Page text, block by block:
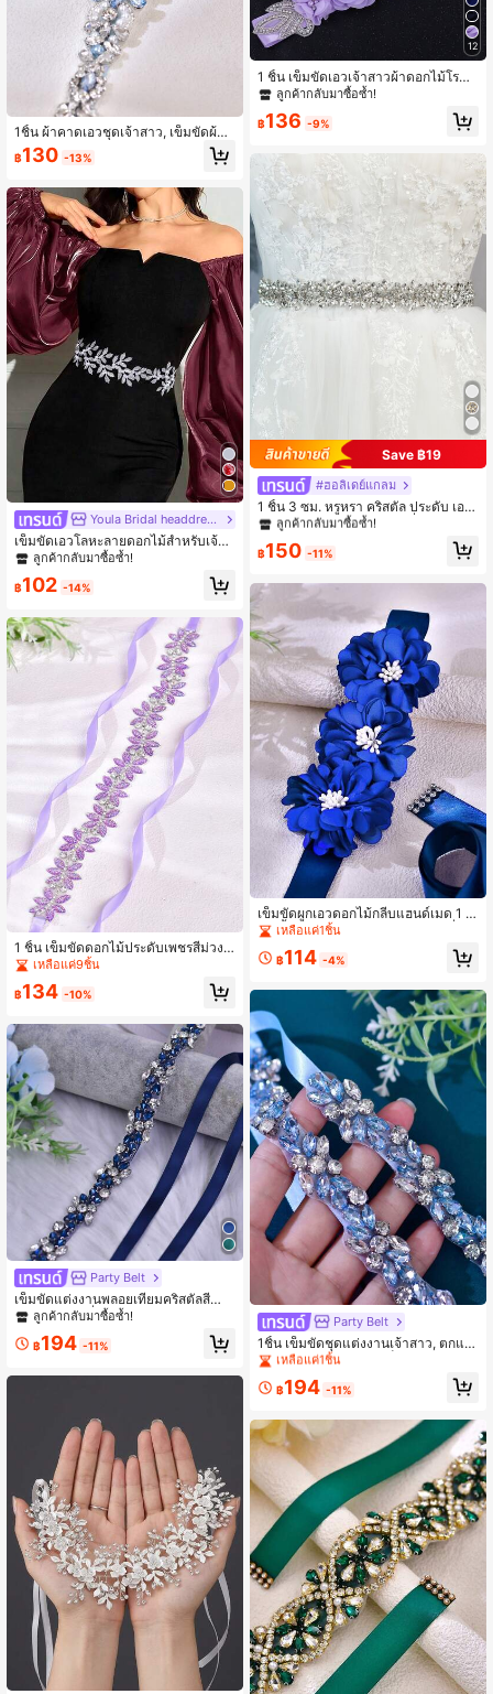
1ชิ้น ผ้าคาดเอวชุดเจ้าสาว, เข็มขัดผ้าซ
าตินตกแต่งคริสตัลสีฟ้าอ่อนราคาไม่แพ
ง, เข็มขัดรัดเอวแบบราชวงศ์, เครื่องปร
฿130 -13%
Youla Bridal headdress
เข็มขัดเอวโลหะลายดอกไม้สำหรับเจ้าส
าว, ผ้าคาดเอวหรูหราสง่างามสำหรับงา
นแต่งงาน, อุปกรณ์เสริมชุดแต่งงานแฟ
ชั่นสำหรับผู้หญิง
ลูกค้ากลับมาซื้อซ้ำ!
฿102 -14%
1 ชิ้น เข็มขัดดอกไม้ประดับเพชรสีม่วงอ่
อน, ตกแต่งชุดแต่งงานด้วยเพชรทำมือ,
รณ์เสริมสำหรับผู้หญิง, อุปกรณ์เสริมเอว,
สาว, งานปาร์ตี้, อุปกรณ์เสริมชุดราตรี,
งานแต่งงาน
เหลือแค่9ชิ้น
฿134 -10%
Party Belt
เข็มขัดแต่งงานพลอยเทียมคริสตัลสีน้ำเ
งินกรมท่า, เครื่องประดับเจ้าสาว, ของข
วัญแฟน, เข็มขัดแต่งงานแฟชั่น, เหมาะ
สำหรับวันฮาโลวีน, คริสต์มาส
ลูกค้ากลับมาซื้อซ้ำ!
฿194 -11%
ลูกค้ากลับมาซื้อซ้ำ!
12
1 ชิ้น เข็มขัดเอวเจ้าสาวผ้าดอกไม้โรแม
นติกทำด้วยมือประดับเพชรเทียม ตกแต่
งชุดแต่งงาน อุปกรณ์ถ่ายภาพคนท้อง
ลูกค้ากลับมาซื้อซ้ำ!
฿136 -9%
Save ฿19
#ฮอลิเดย์แกลม
1 ชิ้น 3 ซม. หรูหรา คริสตัล ประดับ เอว
เจ้าสาว, ประกาย หรูหรา เครื่องประดับ
สำหรับ ชุดแต่งงาน, ผูกเอว เข็มขัด วันว
าเลนไทน์ อุปกรณ์เสริม
#4 ขายดี
ลูกค้ากลับมาซื้อซ้ำ!
#4 ขายดี
ลูกค้ากลับมาซื้อซ้ำ!
#4 ขายดี
ลูกค้ากลับมาซื้อซ้ำ!
#4 ขายดี
ใน เข็มขัดเพชร เครื่องประดับงานแต่งงาน
ลูกค้ากลับมาซื้อซ้ำ!
฿150 -11%
เข็มขัดผูกเอวดอกไม้กลีบแฮนด์เมด 1 ชิ้
น สีน้ำเงินเข้ม ตกแต่งชุดสไตล์แฟชั่นอเ
นกประสงค์ ดอกไม้ 3D สวมสบายไร้รอ
ยต่อ สำหรับคนท้อง เหมาะสำหรับใส่ปร
เหลือแค่1ชิ้น
฿114 -4%
Party Belt
1ชิ้น เข็มขัดชุดแต่งงานเจ้าสาว, ตกแต่
งเอวชุดอเนกประสงค์, เข็มขัดเอวผู้หญิง
ประดับเพชรสำหรับงานแต่งงาน, งานป
าร์ตี้, อุปกรณ์เสริมชุดวันสำคัญ
ลูกค้ากลับมาซื้อซ้ำ!
เหลือแค่1ชิ้น
ลูกค้ากลับมาซื้อซ้ำ!
เหลือแค่1ชิ้น
ลูกค้ากลับมาซื้อซ้ำ!
เหลือแค่1ชิ้น
ลูกค้ากลับมาซื้อซ้ำ!
เหลือแค่1ชิ้น
฿194 -11%